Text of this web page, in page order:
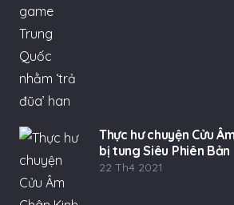
Thực hư chuyện Cửu
bị tung Siêu Phiên Bản
22 Th4 2021